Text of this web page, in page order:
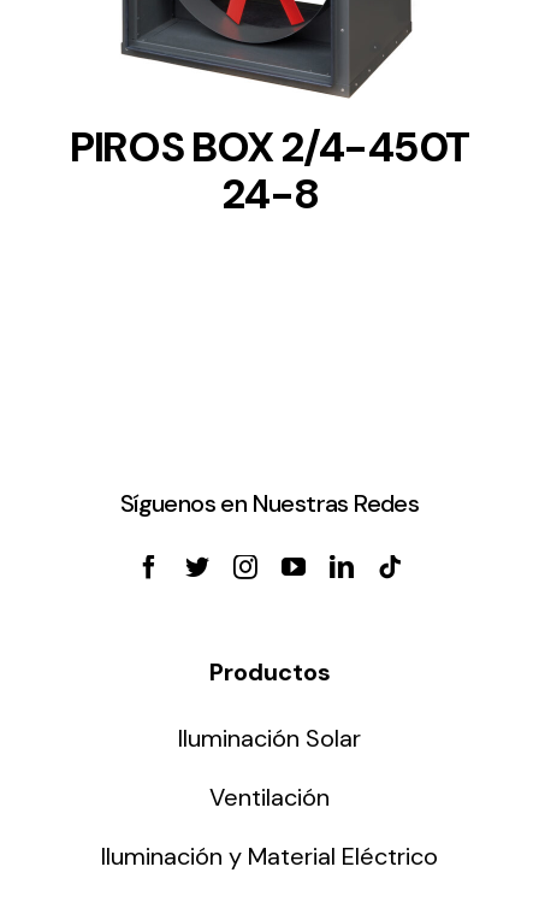
PIROS BOX 2/4-450T
24-8
Síguenos en Nuestras Redes
Productos
Iluminación Solar
Ventilación
Iluminación y Material Eléctrico